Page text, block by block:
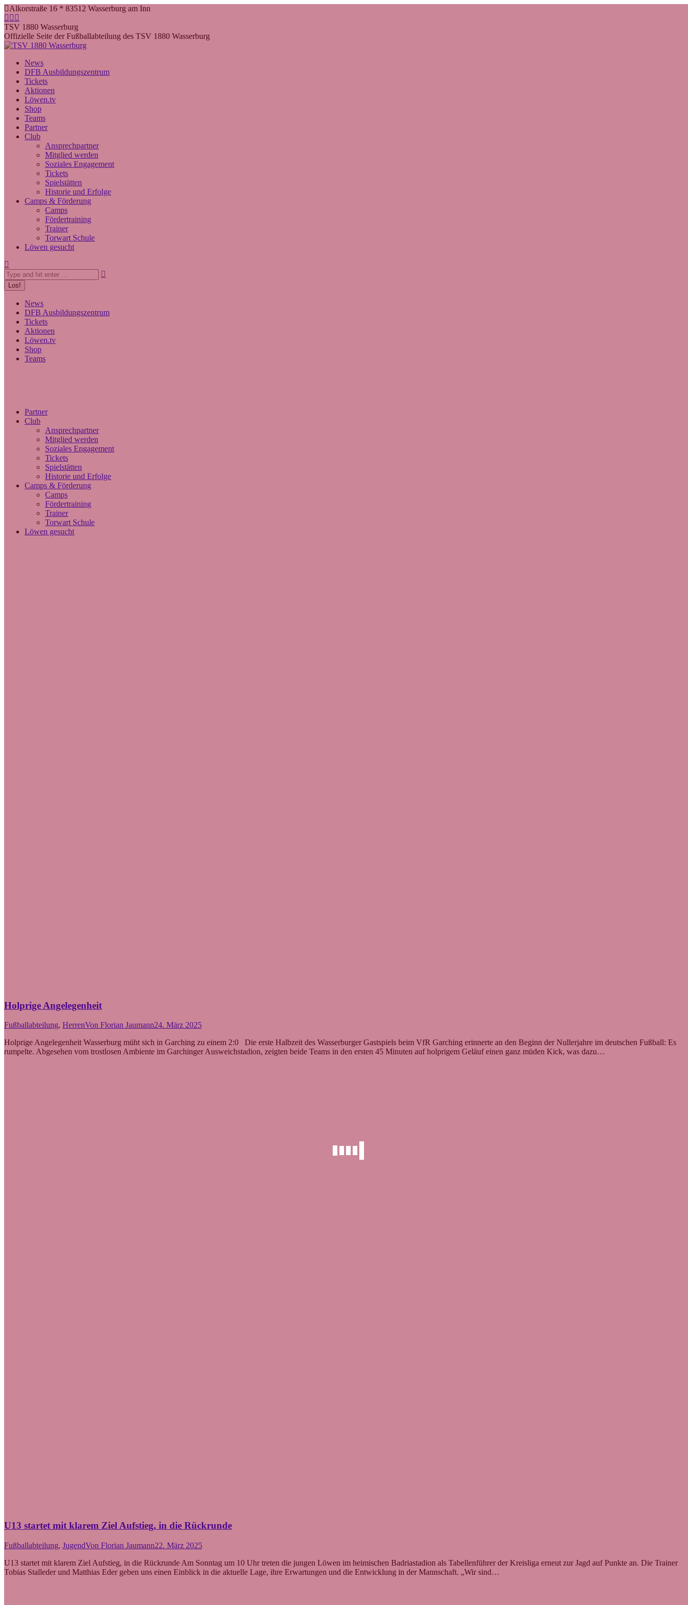
Zum
Inhalt
springen
Alkorstraße 16 * 83512 Wasserburg am Inn
Facebook
page
opens
in
window
Instagram
page
opens
in
window
page
opens
in
window
TSV 1880 Wasserburg
Offizielle Seite der Fußballabteilung des TSV 1880 Wasserburg
News
DFB Ausbildungszentrum
Tickets
Aktionen
Löwen.tv
Shop
Teams
Partner
Club
Ansprechpartner
Mitglied werden
Soziales Engagement
Tickets
Spielstätten
Historie und Erfolge
Camps & Förderung
Camps
Fördertraining
Trainer
Torwart Schule
Löwen gesucht
Search:
News
DFB Ausbildungszentrum
Tickets
Aktionen
Löwen.tv
Shop
Teams
Partner
Club
Ansprechpartner
Mitglied werden
Soziales Engagement
Tickets
Spielstätten
Historie und Erfolge
Camps & Förderung
Camps
Fördertraining
Trainer
Torwart Schule
Löwen gesucht
Holprige Angelegenheit
Fußballabteilung, HerrenVon Florian Jaumann24. März 2025
Holprige Angelegenheit Wasserburg müht sich in Garching zu einem 2:0 Die erste Halbzeit des Wasserburger Gastspiels beim VfR Garching erinnerte an den Beginn der Nullerjahre im deutschen Fußball: Es
rumpelte. Abgesehen vom trostlosen Ambiente im Garchinger Ausweichstadion, zeigten beide Teams in den ersten 45 Minuten auf holprigem Geläuf einen ganz müden Kick, was dazu…
U13 startet mit klarem Ziel Aufstieg, in die Rückrunde
Fußballabteilung, JugendVon Florian Jaumann22. März 2025
U13 startet mit klarem Ziel Aufstieg, in die Rückrunde Am Sonntag um 10 Uhr treten die jungen Löwen im heimischen Badriastadion als Tabellenführer der Kreisliga erneut zur Jagd auf Punkte an. Die Trainer
Tobias Stalleder und Matthias Eder geben uns einen Einblick in die aktuelle Lage, ihre Erwartungen und die Entwicklung in der Mannschaft. „Wir sind…